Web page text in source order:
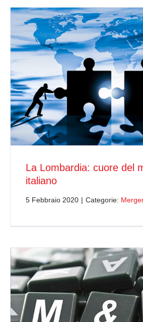
La Lombardia: cuore del
italiano
5 Febbraio 2020 | Categorie: